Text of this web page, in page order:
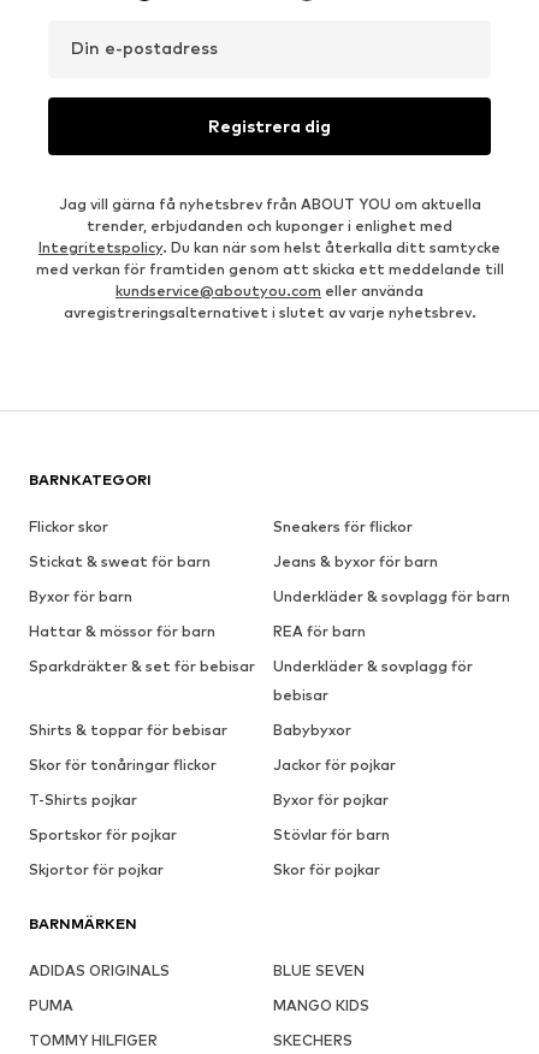
Din e-postadress
Registrera dig
Jag vill gärna få nyhetsbrev från ABOUT YOU om aktuella
trender, erbjudanden och kuponger i enlighet med
Integritetspolicy. Du kan när som helst återkalla ditt samtycke
med verkan för framtiden genom att skicka ett meddelande till
kundservice@aboutyou.com eller använda
avregistreringsalternativet i slutet av varje nyhetsbrev.
BARNKATEGORI
Flickor skor
Sneakers för flickor
Stickat & sweat för barn
Jeans & byxor för barn
Byxor för barn
Underkläder & sovplagg för barn
Hattar & mössor för barn
REA för barn
Sparkdräkter & set för bebisar
Underkläder & sovplagg för
bebisar
Shirts & toppar för bebisar
Babybyxor
Skor för tonåringar flickor
Jackor för pojkar
T-Shirts pojkar
Byxor för pojkar
Sportskor för pojkar
Stövlar för barn
Skjortor för pojkar
Skor för pojkar
BARNMÄRKEN
ADIDAS ORIGINALS
BLUE SEVEN
PUMA
MANGO KIDS
TOMMY HILFIGER
SKECHERS